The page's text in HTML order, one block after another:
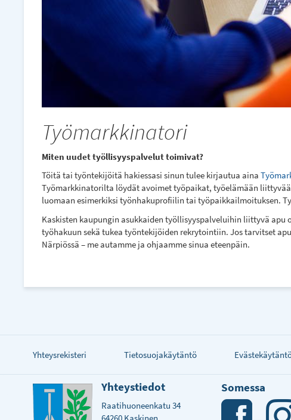
Työmarkkinatori
Miten uudet työllisyyspalvelut toimivat?
Töitä tai työntekijöitä hakiessasi sinun tulee kirjautua aina
Työmarkkinatorilta löydät avoimet työpaikat, työelämään
luomaan esimerkiksi työnhakuprofiilin tai työpaikkailmoituksen.
Kaskisten kaupungin asukkaiden työllisyyspalveluihin liittyvä
työhakuun sekä tukea työntekijöiden rekrytointiin. Jos tarvitset
Närpiössä – me autamme ja ohjaamme sinua eteenpäin.
Yhteysrekisteri Tietosuojakäytäntö
Yhteystiedot
Raatihuoneenkatu 34
64260 Kaskinen
Somessa